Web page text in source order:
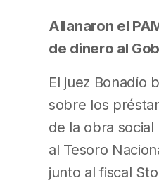
Allanaron el
de dinero al
El juez Bonadío
sobre los
de la obra
al Tesoro
junto al fiscal